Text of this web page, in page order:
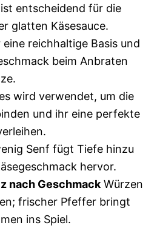
entscheidend für die
glatten Käsesauce.
eine reichhaltige Basis und
beim Anbraten
wird verwendet, um die
und ihr eine perfekte
Senf fügt Tiefe hinzu
hervor.
nach GeschmackWürzen
frischer Pfeffer bringt
ins Spiel.